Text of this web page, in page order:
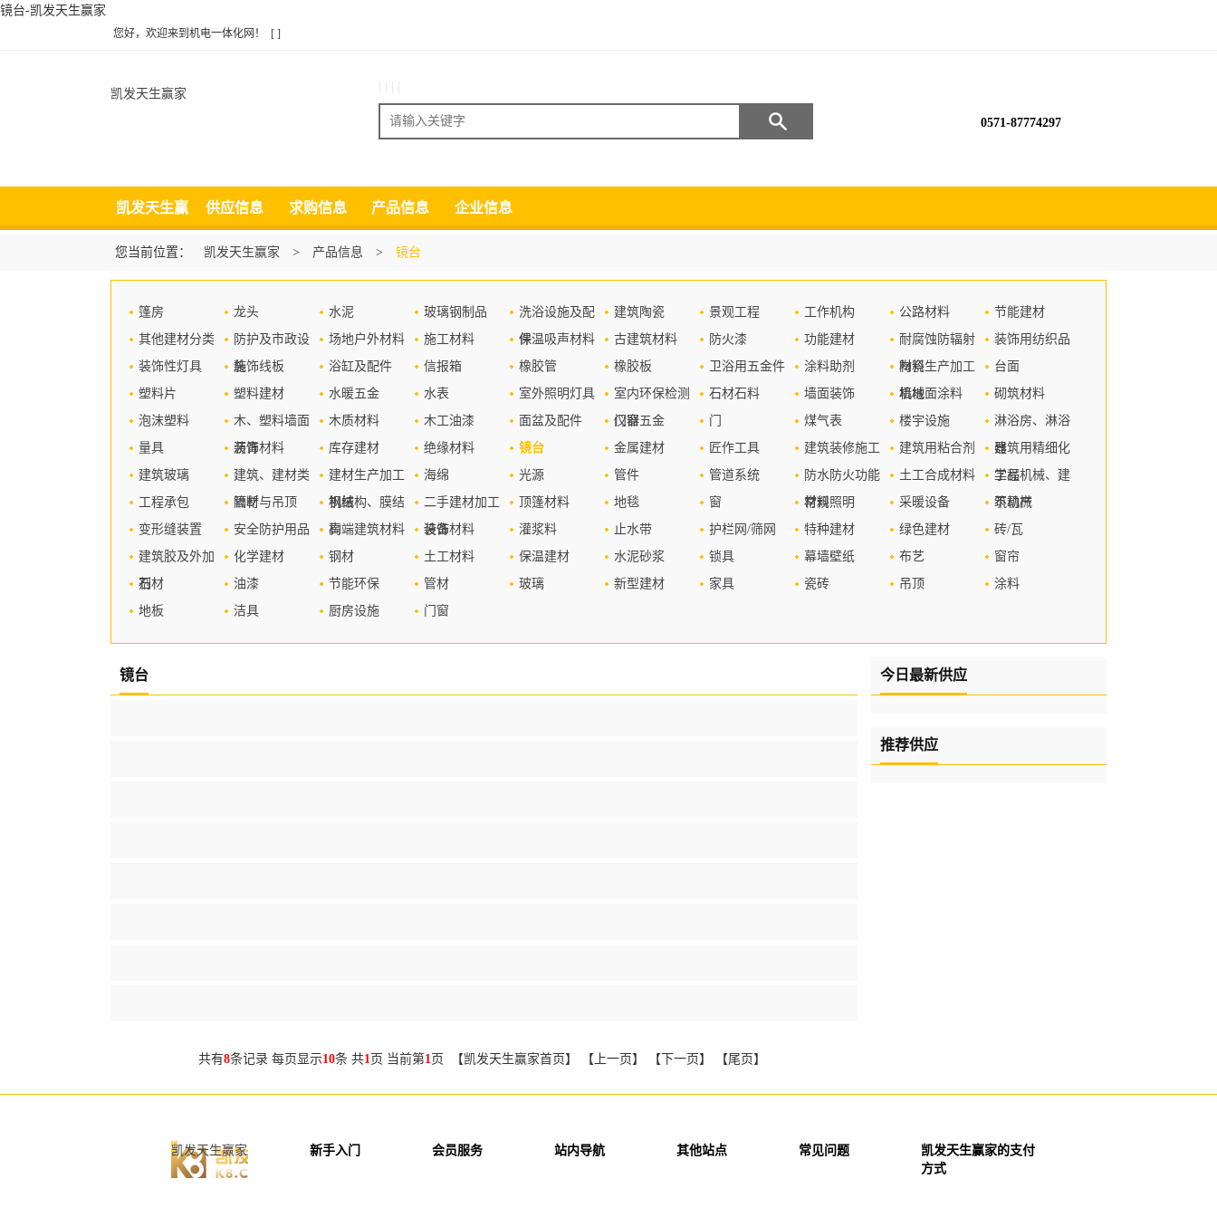
镜台-凯发天生赢家
您好，欢迎来到机电一体化网！ [ ]
凯发天生赢家
搜索 0571-87774297
凯发天生赢
家
供应信息 求购信息 产品信息 企业信息
您当前位置： 凯发天生赢家 > 产品信息 > 镜台
篷房 龙头 水泥 玻璃钢制品
洗浴设施及配
件
建筑陶瓷 景观工程 工作机构 公路材料
节能建材
其他建材分类
防护及市政设
施
场地户外材料 施工材料 保温吸声材料 古建筑材料 防火漆 功能建材
耐腐蚀防辐射
材料
装饰用纺织品
装饰性灯具
装饰线板 浴缸及配件 信报箱 橡胶管 橡胶板 卫浴用五金件 涂料助剂
陶瓷生产加工
机械
台面
塑料片
塑料建材 水暖五金 水表 室外照明灯具
室内环保检测
仪器
石材石料 墙面装饰 墙地面涂料
砌筑材料
泡沫塑料
木、塑料墙面
装饰材料
木质材料 木工油漆 面盆及配件 门窗五金 门 煤气表 楼宇设施
淋浴房、淋浴
器
量具 沥青 库存建材 绝缘材料 镜台 金属建材 匠作工具 建筑装修施工 建筑用粘合剂
建筑用精细化
学品
建筑玻璃
建筑、建材类
管材
建材生产加工
机械
海绵 光源 管件 管道系统
防水防火功能
材料
土工合成材料
工程机械、建
筑机械
工程承包 隔断与吊顶
钢结构、膜结
构
二手建材加工
设备
顶篷材料 地毯 窗 常规照明 采暖设备
不动产
变形缝装置
安全防护用品 高端建筑材料 装饰材料 灌浆料 止水带 护栏网/筛网 特种建材 绿色建材
砖/瓦
建筑胶及外加
剂
化学建材 钢材 土工材料 保温建材 水泥砂浆 锁具 幕墙壁纸 布艺
窗帘
石材
油漆 节能环保 管材 玻璃 新型建材 家具 瓷砖 吊顶
涂料
地板
洁具 厨房设施 门窗
镜台
共有8条记录 每页显示10条 共1页 当前第1页 【凯发天生赢家首页】 【上一页】 【下一页】 【尾页】
今日最新供应
推荐供应
凯发天生赢家 新手入门 会员服务 站内导航 其他站点 常见问题
凯发天生赢家的支付
方式